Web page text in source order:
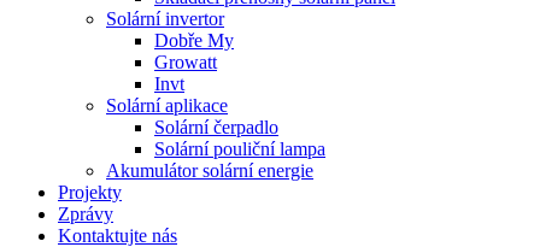
Solární invertor
Dobře My
Growatt
Invt
Solární aplikace
Solární čerpadlo
Solární pouliční lampa
Akumulátor solární energie
Projekty
Zprávy
Kontaktujte nás